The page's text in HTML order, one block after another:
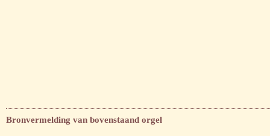
Bronvermelding van bovenstaand orgel